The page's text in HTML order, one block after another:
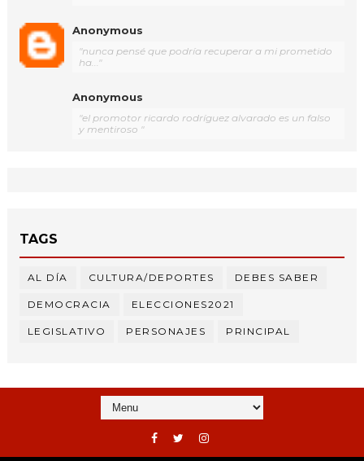
Anonymous
"nunca pensé que podría recuperar a mi prometido
ha..."
Anonymous
"el promotor ricardo rodríguez alvarado es un falso
y mentiroso "
TAGS
AL DÍA CULTURA/DEPORTES DEBES SABER
DEMOCRACIA ELECCIONES2021
LEGISLATIVO PERSONAJES PRINCIPAL